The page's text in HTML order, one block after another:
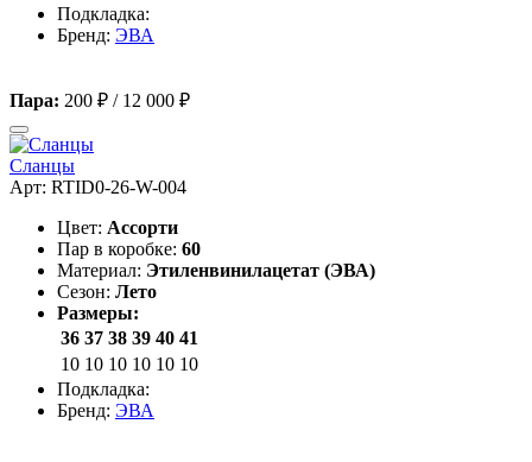
Подкладка:
Бренд: ЭВА
Пара: 200 ₽ / 12 000 ₽
Сланцы
Арт: RTID0-26-W-004
Цвет: Ассорти
Пар в коробке: 60
Материал: Этиленвинилацетат (ЭВА)
Сезон: Лето
Размеры:
36 37 38 39 40 41
10 10 10 10 10 10
Подкладка:
Бренд: ЭВА